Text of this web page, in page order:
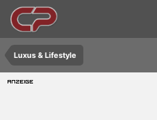
Luxus & Lifestyle